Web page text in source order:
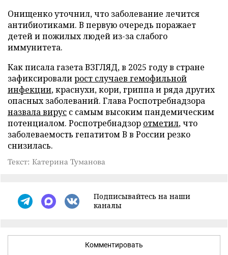
Онищенко уточнил, что заболевание лечится
антибиотиками. В первую очередь поражает
детей и пожилых людей из-за слабого
иммунитета.
Как писала газета ВЗГЛЯД, в 2025 году в стране
зафиксировалирост случаев гемофильной
инфекции, краснухи, кори, гриппа и ряда других
опасных заболеваний. Глава Роспотребнадзора
назвала вирус с самым высоким пандемическим
потенциалом. Роспотребнадзор отметил, что
заболеваемость гепатитом В в России резко
снизилась.
Текст: Катерина Туманова
Подписывайтесь на наши
каналы
Комментировать